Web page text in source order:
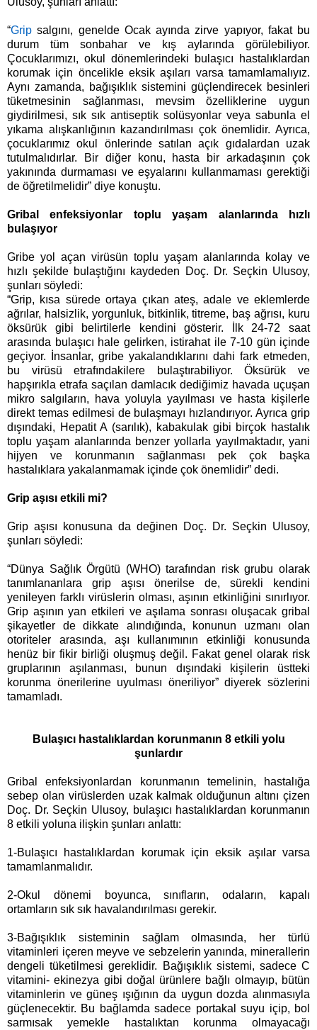
“Grip salgını, genelde Ocak ayında zirve yapıyor, fakat bu
durum tüm sonbahar ve kış aylarında görülebiliyor.
Çocuklarımızı, okul dönemlerindeki bulaşıcı hastalıklardan
korumak için öncelikle eksik aşıları varsa tamamlamalıyız.
Aynı zamanda, bağışıklık sistemini güçlendirecek besinleri
tüketmesinin sağlanması, mevsim özelliklerine uygun
giydirilmesi, sık sık antiseptik solüsyonlar veya sabunla el
yıkama alışkanlığının kazandırılması çok önemlidir. Ayrıca,
çocuklarımız okul önlerinde satılan açık gıdalardan uzak
tutulmalıdırlar. Bir diğer konu, hasta bir arkadaşının çok
yakınında durmaması ve eşyalarını kullanmaması gerektiği
de öğretilmelidir” diye konuştu.
Gribal enfeksiyonlar toplu yaşam alanlarında hızlı
bulaşıyor
Gribe yol açan virüsün toplu yaşam alanlarında kolay ve
hızlı şekilde bulaştığını kaydeden Doç. Dr. Seçkin Ulusoy,
şunları söyledi:
“Grip, kısa sürede ortaya çıkan ateş, adale ve eklemlerde
ağrılar, halsizlik, yorgunluk, bitkinlik, titreme, baş ağrısı, kuru
öksürük gibi belirtilerle kendini gösterir. İlk 24-72 saat
arasında bulaşıcı hale gelirken, istirahat ile 7-10 gün içinde
geçiyor. İnsanlar, gribe yakalandıklarını dahi fark etmeden,
bu virüsü etrafındakilere bulaştırabiliyor. Öksürük ve
hapşırıkla etrafa saçılan damlacık dediğimiz havada uçuşan
mikro salgıların, hava yoluyla yayılması ve hasta kişilerle
direkt temas edilmesi de bulaşmayı hızlandırıyor. Ayrıca grip
dışındaki, Hepatit A (sarılık), kabakulak gibi birçok hastalık
toplu yaşam alanlarında benzer yollarla yayılmaktadır, yani
hijyen ve korunmanın sağlanması pek çok başka
hastalıklara yakalanmamak içinde çok önemlidir” dedi.
Grip aşısı etkili mi?
Grip aşısı konusuna da değinen Doç. Dr. Seçkin Ulusoy,
şunları söyledi:
“Dünya Sağlık Örgütü (WHO) tarafından risk grubu olarak
tanımlananlara grip aşısı önerilse de, sürekli kendini
yenileyen farklı virüslerin olması, aşının etkinliğini sınırlıyor.
Grip aşının yan etkileri ve aşılama sonrası oluşacak gribal
şikayetler de dikkate alındığında, konunun uzmanı olan
otoriteler arasında, aşı kullanımının etkinliği konusunda
henüz bir fikir birliği oluşmuş değil. Fakat genel olarak risk
gruplarının aşılanması, bunun dışındaki kişilerin üstteki
korunma önerilerine uyulması öneriliyor” diyerek sözlerini
tamamladı.
Bulaşıcı hastalıklardan korunmanın 8 etkili yolu
şunlardır
Gribal enfeksiyonlardan korunmanın temelinin, hastalığa
sebep olan virüslerden uzak kalmak olduğunun altını çizen
Doç. Dr. Seçkin Ulusoy, bulaşıcı hastalıklardan korunmanın
8 etkili yoluna ilişkin şunları anlattı:
1-Bulaşıcı hastalıklardan korumak için eksik aşılar varsa
tamamlanmalıdır.
2-Okul dönemi boyunca, sınıfların, odaların, kapalı
ortamların sık sık havalandırılması gerekir.
3-Bağışıklık sisteminin sağlam olmasında, her türlü
vitaminleri içeren meyve ve sebzelerin yanında, minerallerin
dengeli tüketilmesi gereklidir. Bağışıklık sistemi, sadece C
vitamini- ekinezya gibi doğal ürünlere bağlı olmayıp, bütün
vitaminlerin ve güneş ışığının da uygun dozda alınmasıyla
güçlenecektir. Bu bağlamda sadece portakal suyu içip, bol
sarmısak yemekle hastalıktan korunma olmayacağı